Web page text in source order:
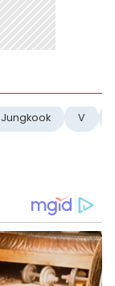
Jungkook V